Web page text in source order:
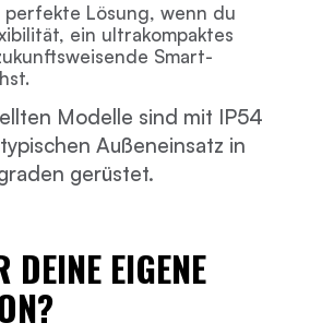
perfekte Lösung, wenn du
ein ultrakompaktes
Smart-
Modelle sind mit IP54
Außeneinsatz in
gerüstet.
DEINE EIGENE